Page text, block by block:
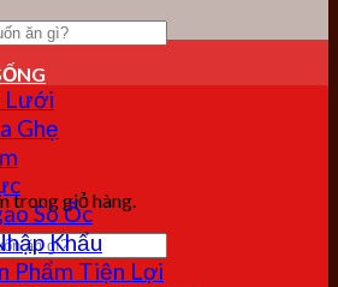
trong giỏ hàng.
Lưới
Ghẹ
Sò Ốc
Khẩu
Phẩm Tiện Lợi